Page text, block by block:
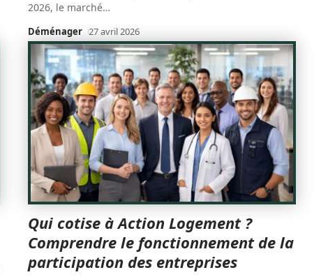
2026, le marché…
Déménager 27 avril 2026
Qui cotise à Action Logement ?
Comprendre le fonctionnement de la
participation des entreprises